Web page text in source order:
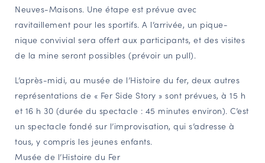
Amateurs d’histoire et de patrimoine
Responsables de structures
Neuves-Maisons. Une étape est prévue avec
ravitaillement pour les sportifs. A l’arrivée, un pique-
nique convivial sera offert aux participants, et des visites
de la mine seront possibles (prévoir un pull).
L’après-midi, au musée de l’Histoire du fer, deux autres
représentations de « Fer Side Story » sont prévues, à 15 h
et 16 h 30 (durée du spectacle : 45 minutes environ). C’est
un spectacle fondé sur l’improvisation, qui s’adresse à
tous, y compris les jeunes enfants.
Musée de l’Histoire du Fer